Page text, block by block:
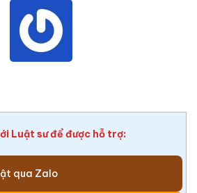
Luật sư để được hỗ trợ:
qua Zalo